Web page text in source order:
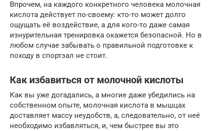
Впрочем, на каждого конкретного человека молочная
кислота действует по-своему: кто-то может долго
ощущать её воздействие, а для кого-то даже самая
изнурительная тренировка окажется безопасной. Но в
любом случае забывать о правильной подготовке к
походу в спортзал не стоит.
Как избавиться от молочной кислоты
Как вы уже догадались, а многие даже убедились на
собственном опыте, молочная кислота в мышцах
доставляет массу неудобств, а, следовательно, от неё
необходимо избавляться, и, чем быстрее вы это